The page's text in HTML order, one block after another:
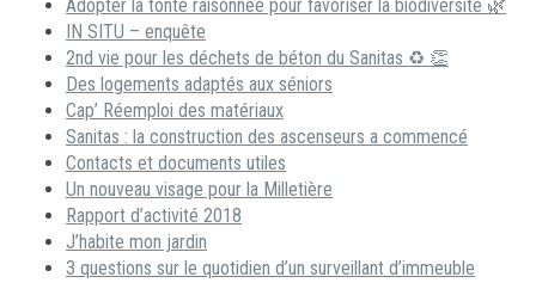
Adopter la tonte raisonnée pour favoriser la biodiversité 🌿
IN SITU – enquête
2nd vie pour les déchets de béton du Sanitas ♻ 👏
Des logements adaptés aux séniors
Cap’ Réemploi des matériaux
Sanitas : la construction des ascenseurs a commencé
Contacts et documents utiles
Un nouveau visage pour la Milletière
Rapport d’activité 2018
J’habite mon jardin
3 questions sur le quotidien d’un surveillant d’immeuble